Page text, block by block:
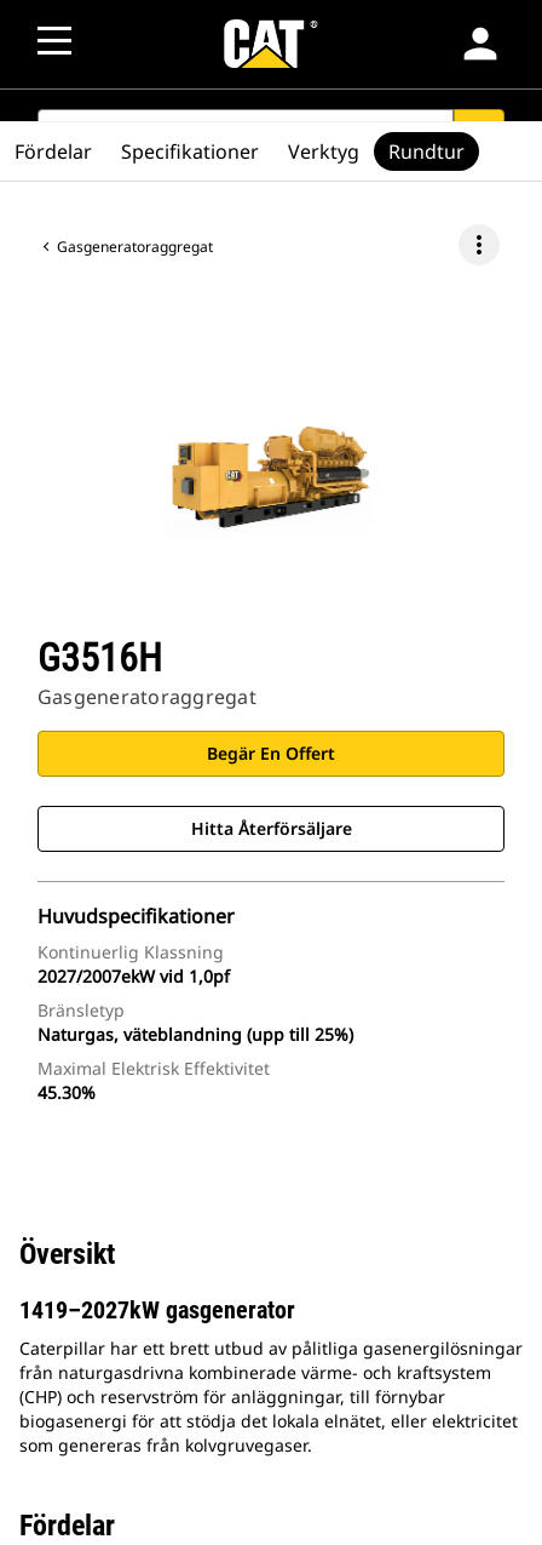
person
SEARCH search
Gasgeneratoraggregat more_vert
G3516H
Gasgeneratoraggregat
Begär En Offert
Hitta Återförsäljare
Huvudspecifikationer
Kontinuerlig Klassning
2027/2007ekW vid 1,0pf
Bränsletyp
Naturgas, väteblandning (upp till 25%)
Maximal Elektrisk Effektivitet
45.30%
Fördelar Specifikationer Verktyg Rundtur
Översikt
1419–2027kW gasgenerator
Caterpillar har ett brett utbud av pålitliga gasenergilösningar
från naturgasdrivna kombinerade värme- och kraftsystem
(CHP) och reservström för anläggningar, till förnybar
biogasenergi för att stödja det lokala elnätet, eller elektricitet
som genereras från kolvgruvegaser.
Fördelar